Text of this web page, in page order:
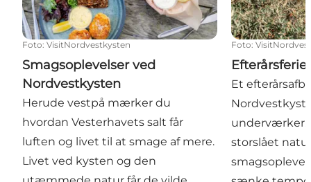
Foto: VisitNordvestkysten
Smagsoplevelser ved
Nordvestkysten
Herude vestpå mærker du
hvordan Vesterhavets salt får
luften og livet til at smage af mere.
Livet ved kysten og den
Foto:
Et
underværker.
storslået